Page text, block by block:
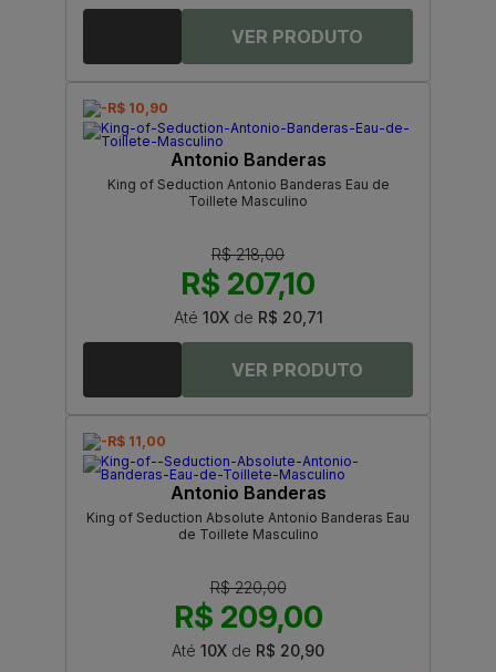
-R$ 10,90
Antonio Banderas
King of Seduction Antonio Banderas Eau de
Toillete Masculino
R$ 218,00
R$ 207,10
Até 10Xde R$ 20,71
-R$ 11,00
Antonio Banderas
King of Seduction Absolute Antonio Banderas Eau
de Toillete Masculino
R$ 220,00
R$ 209,00
Até 10X de R$ 20,90